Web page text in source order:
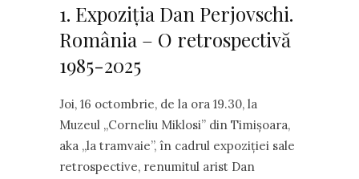
1. Expoziția Dan Perjovschi.
România – O retrospectivă
1985-2025
Joi, 16 octombrie, de la ora 19.30, la
Muzeul „Corneliu Miklosi” din Timişoara,
aka ,,la tramvaie”, în cadrul expoziției sale
retrospective, renumitul arist Dan